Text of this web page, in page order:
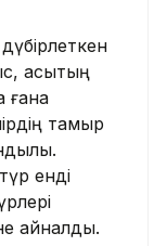
асықтың
ғана
тамыр
енді
айналды.